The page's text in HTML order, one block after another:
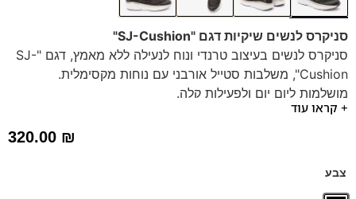
סניקרס לנשים שיקיות דגם "SJ-Cushion"
סניקרס לנשים בעיצוב טרנדי ונוח לנעילה ללא מאמץ, דגם "SJ-
Cushion", משלבות סטייל אורבני עם נוחות מקסימלית.
מושלמות ליום יום ולפעילות קלה.
הסניקרס מעוצבות בקפידה עם גפה מבד סרוג אלסטי וסוליה
+ קראו עוד
320.00 ₪
צבע